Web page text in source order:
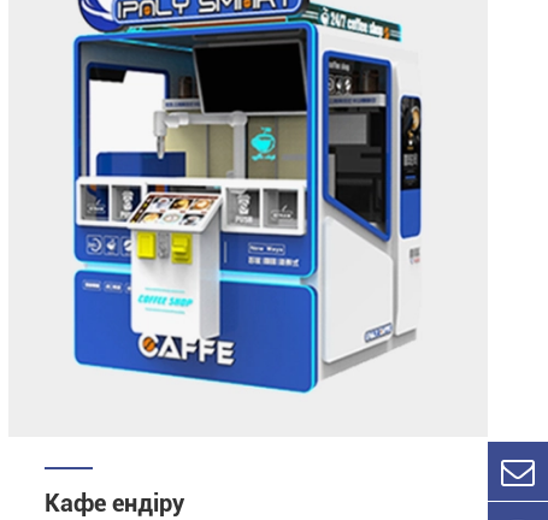
Кафе ендіру